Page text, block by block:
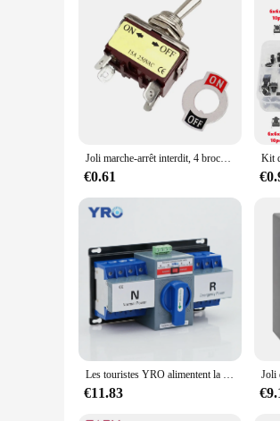
Features:
**Efficient Control for Multiple
The interrupteur 4p is an essential
need of reliable electrical control,
responsive, reducing the risk of
**Versatile and User-Friendly
The interrupteur 4p's design is not
commercial settings. The ease of
allow for easy installation in tight
**Reliable Performance and
available for wholesale and
power loss make it a reliable choice
Joli marche-arrêt interdit, 4 broches, 12mm
€0.61
Les touristes YRO alimentent la commutation automatique AC ATS 2P 4P 230V 400V 63A YRQ2CB-63 de classe CB
€11.83